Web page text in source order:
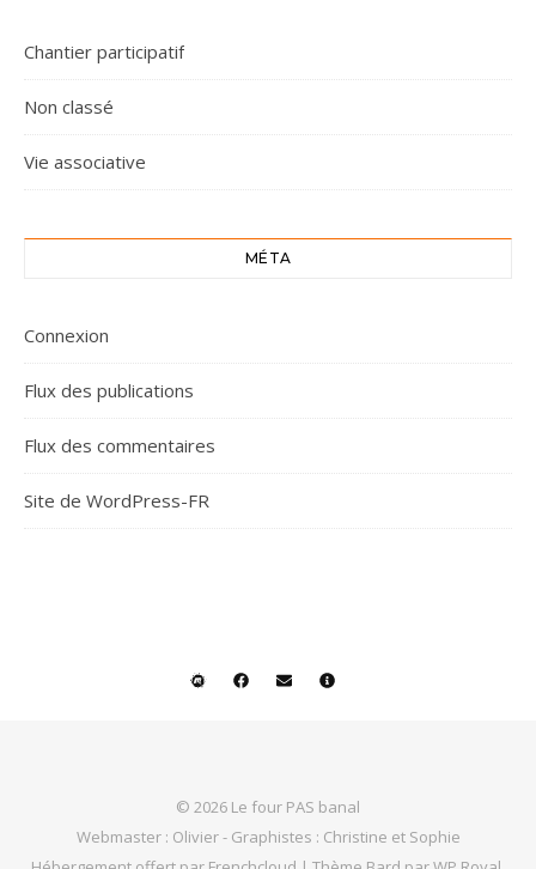
Chantier participatif
Non classé
Vie associative
MÉTA
Connexion
Flux des publications
Flux des commentaires
Site de WordPress-FR
© 2026 Le four PAS banal
Webmaster : Olivier- Graphistes : Christine et Sophie